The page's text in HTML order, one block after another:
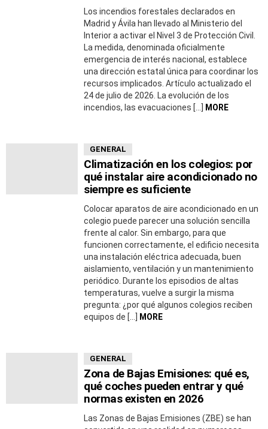
Los incendios forestales declarados en
Madrid y Ávila han llevado al Ministerio del
Interior a activar el Nivel 3 de Protección Civil.
La medida, denominada oficialmente
emergencia de interés nacional, establece
una dirección estatal única para coordinar los
recursos implicados. Artículo actualizado el
24 de julio de 2026. La evolución de los
incendios, las evacuaciones […]
MORE
GENERAL
Climatización en los colegios: por
qué instalar aire acondicionado no
siempre es suficiente
Colocar aparatos de aire acondicionado en un
colegio puede parecer una solución sencilla
frente al calor. Sin embargo, para que
funcionen correctamente, el edificio necesita
una instalación eléctrica adecuada, buen
aislamiento, ventilación y un mantenimiento
periódico. Durante los episodios de altas
temperaturas, vuelve a surgir la misma
pregunta: ¿por qué algunos colegios reciben
equipos de […]
MORE
GENERAL
Zona de Bajas Emisiones: qué es,
qué coches pueden entrar y qué
normas existen en 2026
Las Zonas de Bajas Emisiones (ZBE) se han